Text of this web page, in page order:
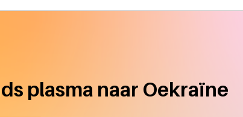
plasma naar Oekraïne